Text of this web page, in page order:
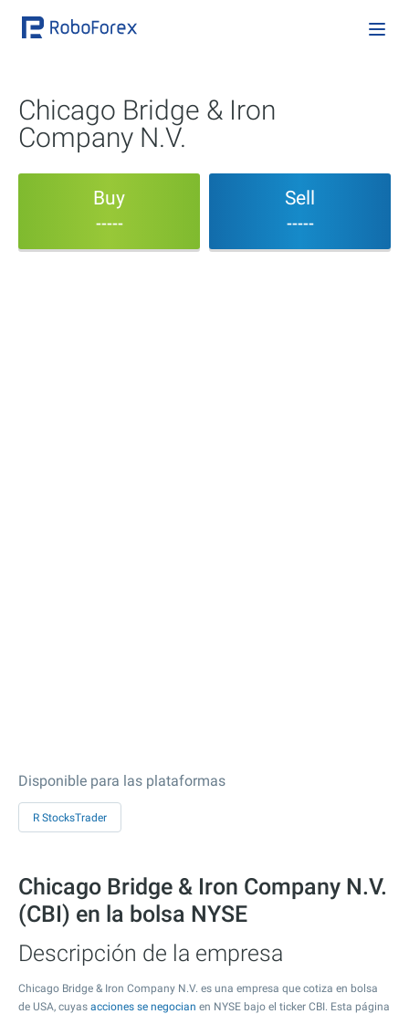
Chicago Bridge & Iron
Company N.V.
Buy
-----
Sell
-----
Disponible para las plataformas
R StocksTrader
Chicago Bridge & Iron Company N.V.
(CBI) en la bolsa NYSE
Descripción de la empresa
Chicago Bridge & Iron Company N.V. es una empresa que cotiza en bolsa
de USA, cuyas acciones se negocian en NYSE bajo el ticker CBI. Esta página